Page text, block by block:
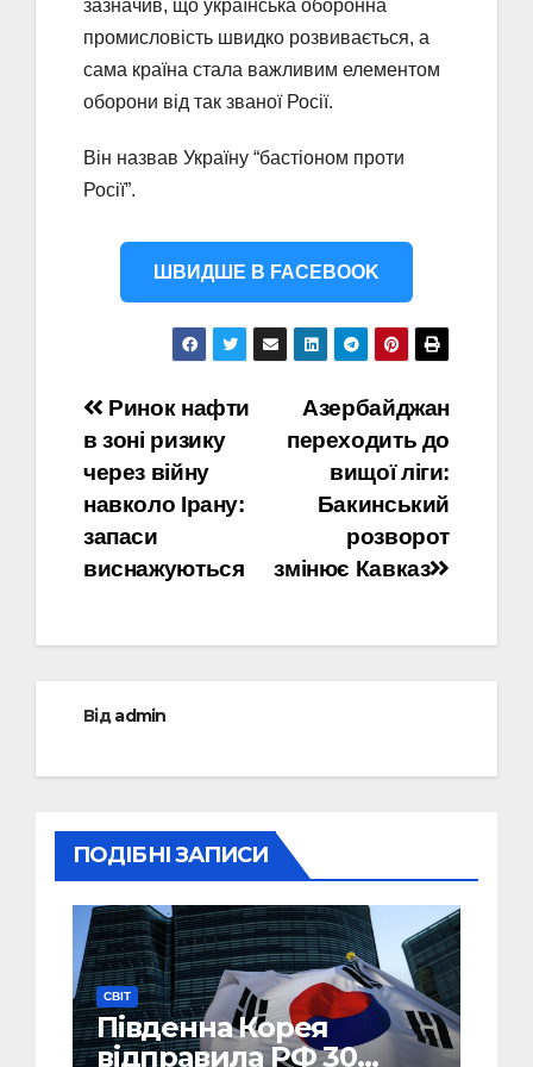
зазначив, що українська оборонна
промисловість швидко розвивається, а
сама країна стала важливим елементом
оборони від так званої Росії.
Він назвав Україну “бастіоном проти
Росії”.
ШВИДШЕ В FACEBOOK
Навігація
записів
Азербайджан
переходить до
вищої ліги:
Бакинський
розворот
змінює Кавказ
Ринок нафти
в зоні ризику
через війну
навколо Ірану:
запаси
виснажуються
Відadmin
ПОДІБНІ ЗАПИСИ
СВІТ
Південна Корея
відправила РФ 30